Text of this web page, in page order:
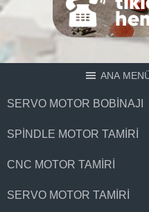
ANA
SERVO MOTOR BOBINAJI
SPINDLE MOTOR TAMIRI
CNC MOTOR TAMIRI
SERVO MOTOR TAMIRI